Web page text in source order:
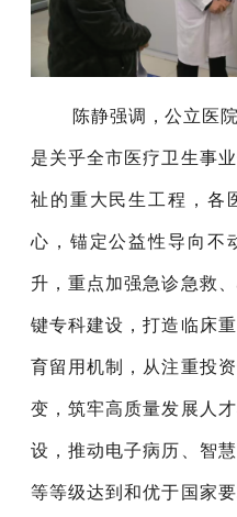
陈静强调，公立医
是关乎全市医疗卫生事
祉的重大民生工程，各
心，锚定公益性导向不
升，重点加强急诊急救
键专科建设，打造临床
育留用机制，从注重投
变，筑牢高质量发展人
设，推动电子病历、智
等等级达到和优于国家